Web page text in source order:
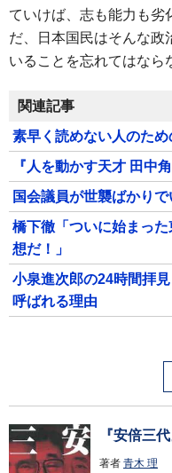
ていけば、志も能力も劣
だ、日本国民はそんな政
いることを忘れてはなら
関連記事
素早く読めない人のた
『人を動かす天才 田中
国会議員が世襲ばかり
橋下徹「ついに始まっ
想だ！」
小泉進次郎の24時間拝
呼ばれる理由
『安倍三
著者 青木 理